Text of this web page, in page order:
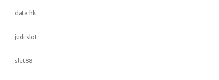
data hk
judi slot
slot88